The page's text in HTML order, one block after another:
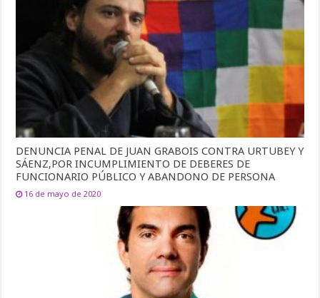
DENUNCIA PENAL DE JUAN GRABOIS CONTRA URTUBEY Y
SÁENZ,POR INCUMPLIMIENTO DE DEBERES DE
FUNCIONARIO PÚBLICO Y ABANDONO DE PERSONA
16 de mayo de 2020